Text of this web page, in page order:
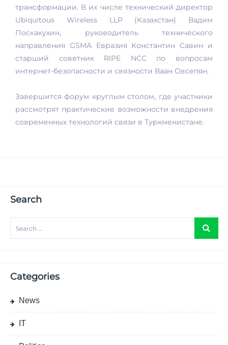
трансформации. В их числе технический директор
Ubiquitous Wireless LLP (Казахстан) Вадим
Поскакухин, руководитель технического
направления GSMA Евразия Константин Савин и
старший советник RIPE NCC по вопросам
интернет-безопасности и связности Ваан Овсепян.
Завершится форум круглым столом, где участники
рассмотрят практические возможности внедрения
современных технологий связи в Туркменистане.
Search
Categories
News
IT